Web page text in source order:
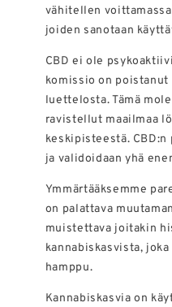
vähitellen
joiden sanotaan
CBD ei ole
komissio on
luettelosta. Tämä
ravistellut maailmaa
keskipisteestä.
ja validoidaan yhä
Ymmärtääksemme
on palattava
muistettava joitakin
kannabiskasvista,
hamppu.
Kannabiskasvia on